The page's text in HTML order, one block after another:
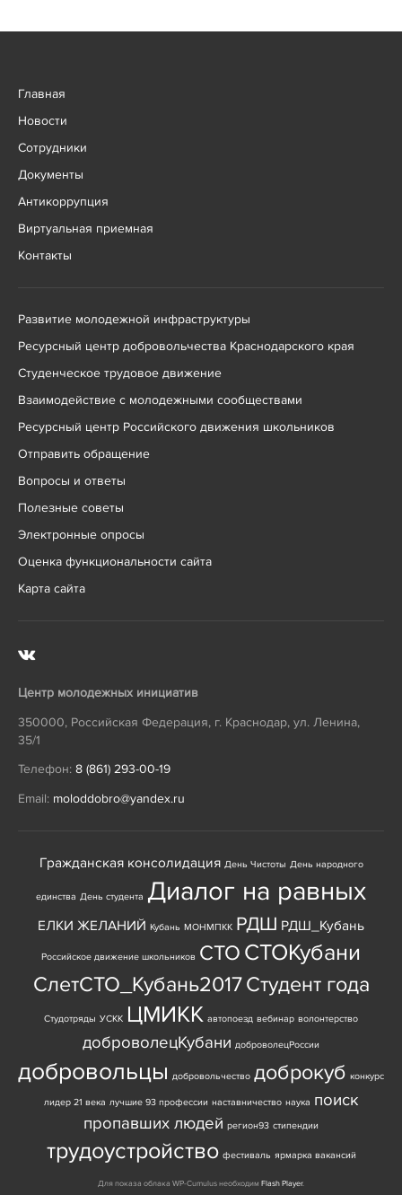
Главная
Новости
Сотрудники
Документы
Антикоррупция
Виртуальная приемная
Контакты
Развитие молодежной инфраструктуры
Ресурсный центр добровольчества Краснодарского края
Студенческое трудовое движение
Взаимодействие с молодежными сообществами
Ресурсный центр Российского движения школьников
Отправить обращение
Вопросы и ответы
Полезные советы
Электронные опросы
Оценка функциональности сайта
Карта сайта
Центр молодежных инициатив
350000, Российская Федерация, г. Краснодар, ул. Ленина,
35/1
Телефон: 8 (861) 293-00-19
Email: moloddobro@yandex.ru
Гражданская консолидация День Чистоты День народного
единства День студента Диалог на равных
ЕЛКИ ЖЕЛАНИЙ Кубань МОНМПКК РДШ РДШ_Кубань
Российское движение школьников СТО СТОКубани
СлетСТО_Кубань2017Студент года
Студотряды УСКК ЦМИКК автопоезд вебинар волонтерство
доброволецКубани доброволецРоссии
добровольцы добровольчество доброкуб конкурс
лидер 21 века лучшие 93 профессии наставничество наука поиск
пропавших людей регион93 стипендии
трудоустройство фестиваль ярмарка вакансий
Для показа облака WP-Cumulus необходим Flash Player.